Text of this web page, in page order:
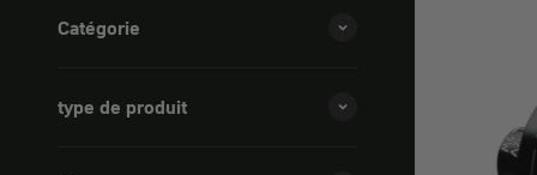
Catégorie
type de produit